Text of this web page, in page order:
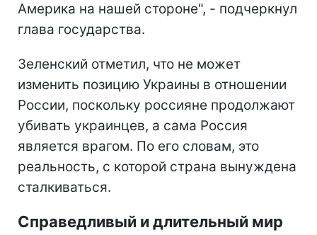
Америка на нашей стороне", - подчеркнул
глава государства.
Зеленский отметил, что не может
изменить позицию Украины в отношении
России, поскольку россияне продолжают
убивать украинцев, а сама Россия
является врагом. По его словам, это
реальность, с которой страна вынуждена
сталкиваться.
Справедливый и длительный мир